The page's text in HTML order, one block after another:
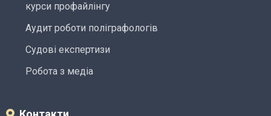
курси профайлінгу
Аудит роботи поліграфологів
Судові експертизи
Робота з медіа